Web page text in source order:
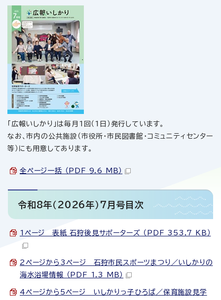
「広報いしかり」は毎月1回（1日）発行しています。
なお、市内の公共施設（市役所・市民図書館・コミュニティセンター
等）にも用意してあります。
全ページ一括 （PDF 9.6 MB）
令和8年（2026年）7月号目次
1ページ 表紙 石狩後見サポーターズ （PDF 353.7 KB）
2ページから3ページ 石狩市民スポーツまつり／いしかりの
海水浴場情報 （PDF 1.3 MB）
4ページから5ページ いしかりっ子ひろば／保育施設見学